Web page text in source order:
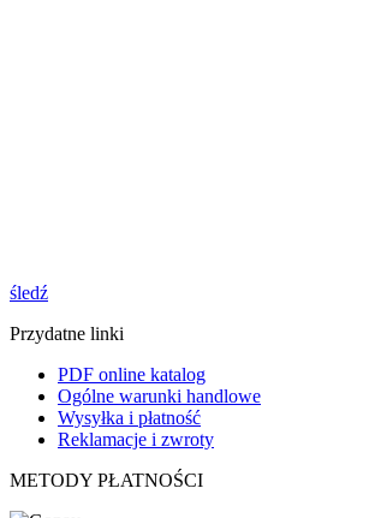
śledź
Przydatne linki
PDF online katalog
Ogólne warunki handlowe
Wysyłka i płatność
Reklamacje i zwroty
METODY PŁATNOŚCI